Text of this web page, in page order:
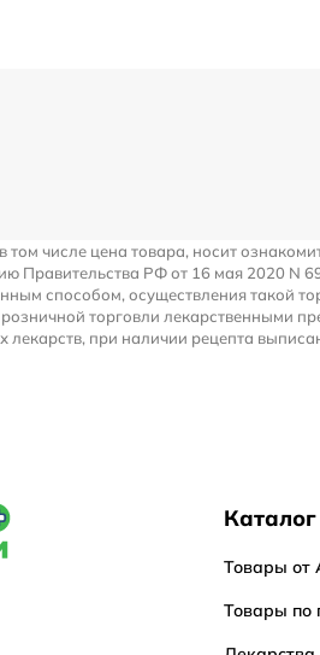
числе цена товара, носит
Правительства РФ от 16 мая 2020 N
способом, осуществления такой
торговли лекарственными
лекарств, при наличии рецепта
Каталог
Товары от
Товары по